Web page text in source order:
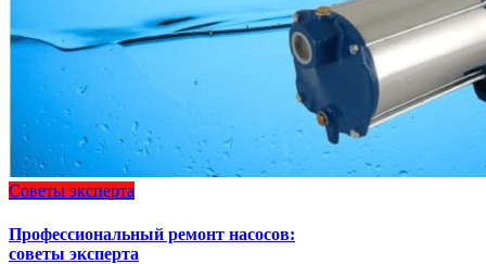
Советы эксперта
Профессиональный ремонт насосов:
советы эксперта